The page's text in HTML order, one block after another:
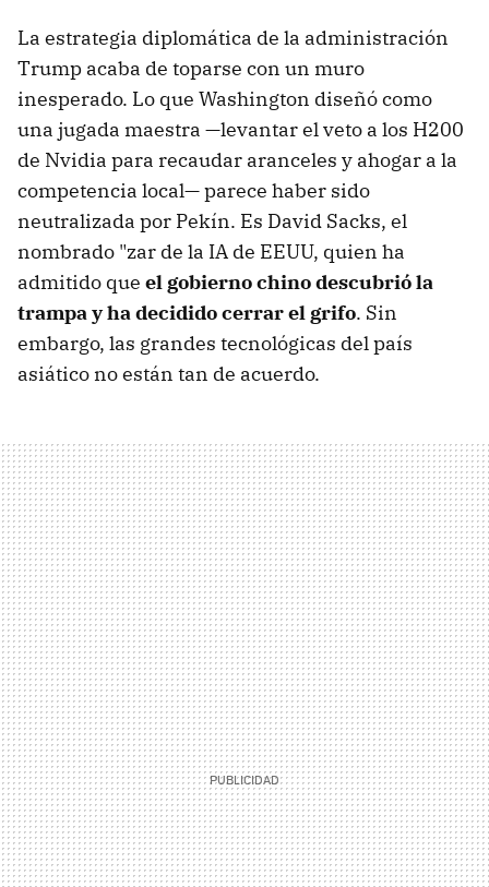
La estrategia diplomática de la administración
Trump acaba de toparse con un muro
inesperado. Lo que Washington diseñó como
una jugada maestra —levantar el veto a los H200
de Nvidia para recaudar aranceles y ahogar a la
competencia local— parece haber sido
neutralizada por Pekín. Es David Sacks, el
nombrado "zar de la IA de EEUU, quien ha
admitido que el gobierno chino descubrió la
trampa y ha decidido cerrar el grifo. Sin
embargo, las grandes tecnológicas del país
asiático no están tan de acuerdo.